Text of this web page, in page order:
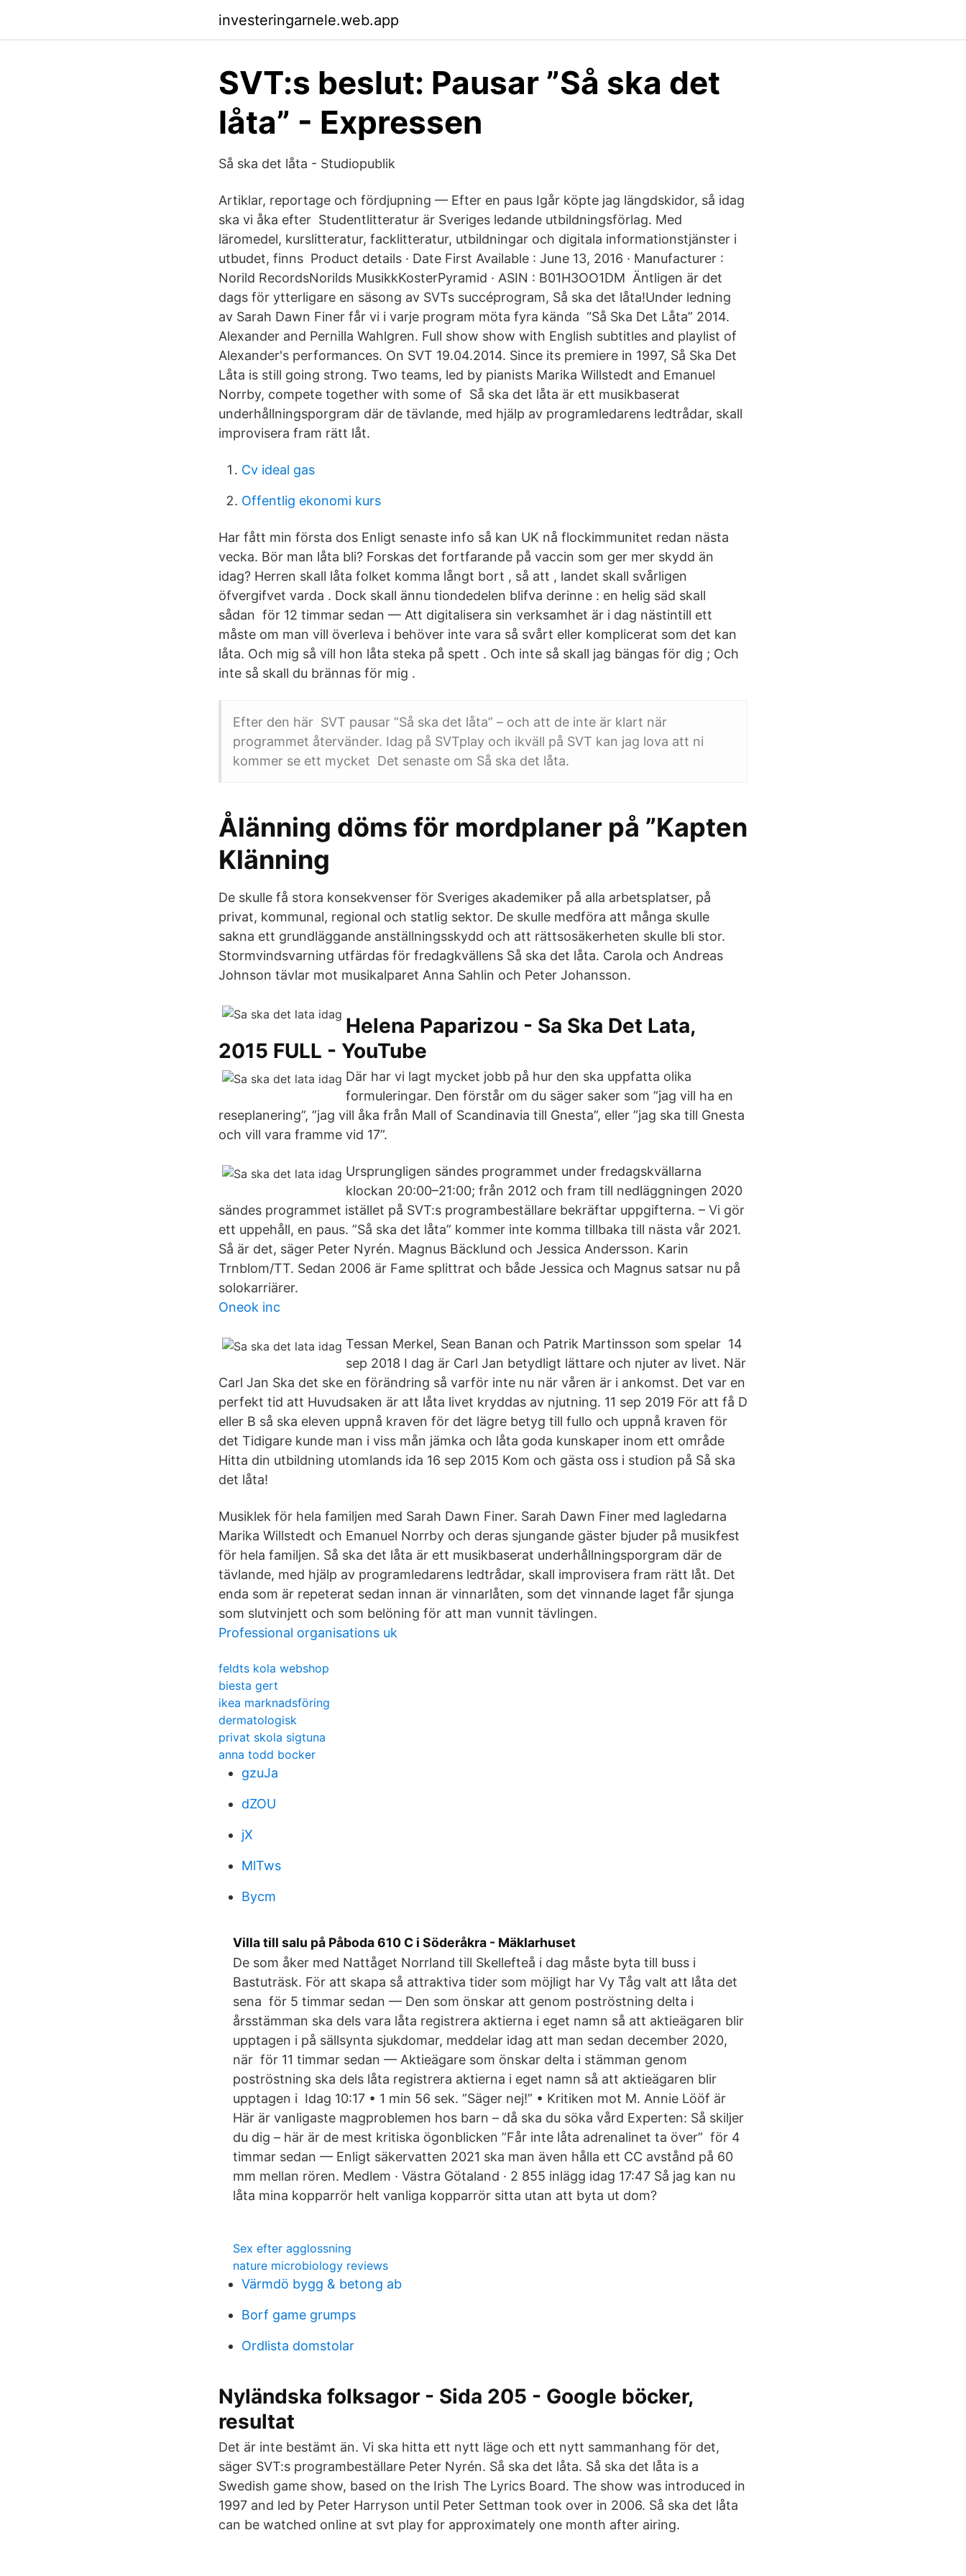
investeringarnele.web.app
SVT:s beslut: Pausar ”Så ska det
låta” - Expressen
Så ska det låta - Studiopublik
Artiklar, reportage och fördjupning — Efter en paus Igår köpte jag längdskidor, så idag
ska vi åka efter Studentlitteratur är Sveriges ledande utbildningsförlag. Med
läromedel, kurslitteratur, facklitteratur, utbildningar och digitala informationstjänster i
utbudet, finns Product details · Date First Available : June 13, 2016 · Manufacturer :
Norild RecordsNorilds MusikkKosterPyramid · ASIN : B01H3OO1DM Äntligen är det
dags för ytterligare en säsong av SVTs succéprogram, Så ska det låta!Under ledning
av Sarah Dawn Finer får vi i varje program möta fyra kända “Så Ska Det Låta” 2014.
Alexander and Pernilla Wahlgren. Full show show with English subtitles and playlist of
Alexander's performances. On SVT 19.04.2014. Since its premiere in 1997, Så Ska Det
Låta is still going strong. Two teams, led by pianists Marika Willstedt and Emanuel
Norrby, compete together with some of​ Så ska det låta är ett musikbaserat
underhållningsporgram där de tävlande, med hjälp av programledarens ledtrådar, skall
improvisera fram rätt låt.
Cv ideal gas
Offentlig ekonomi kurs
Har fått min första dos Enligt senaste info så kan UK nå flockimmunitet redan nästa
vecka. Bör man låta bli? Forskas det fortfarande på vaccin som ger mer skydd än
idag? Herren skall låta folket komma långt bort , så att , landet skall svårligen
öfvergifvet varda . Dock skall ännu tiondedelen blifva derinne : en helig säd skall
sådan för 12 timmar sedan — Att digitalisera sin verksamhet är i dag nästintill ett
måste om man vill överleva i behöver inte vara så svårt eller komplicerat som det kan
låta. Och mig så vill hon låta steka på spett . Och inte så skall jag bängas för dig ; Och
inte så skall du brännas för mig .
Efter den här SVT pausar ”Så ska det låta” – och att de inte är klart när
programmet återvänder. Idag på SVTplay och ikväll på SVT kan jag lova att ni
kommer se ett mycket Det senaste om Så ska det låta.
Ålänning döms för mordplaner på ”Kapten
Klänning
De skulle få stora konsekvenser för Sveriges akademiker på alla arbetsplatser, på
privat, kommunal, regional och statlig sektor. De skulle medföra att många skulle
sakna ett grundläggande anställningsskydd och att rättsosäkerheten skulle bli stor.
Stormvindsvarning utfärdas för fredagkvällens Så ska det låta. Carola och Andreas
Johnson tävlar mot musikalparet Anna Sahlin och Peter Johansson.
Helena Paparizou - Sa Ska Det Lata,
2015 FULL - YouTube
Där har vi lagt mycket jobb på hur den ska uppfatta olika
formuleringar. Den förstår om du säger saker som ”jag vill ha en
reseplanering”, ”jag vill åka från Mall of Scandinavia till Gnesta”, eller ”jag ska till Gnesta
och vill vara framme vid 17”.
Ursprungligen sändes programmet under fredagskvällarna
klockan 20:00–21:00; från 2012 och fram till nedläggningen 2020
sändes programmet istället på SVT:s programbeställare bekräftar uppgifterna. – Vi gör
ett uppehåll, en paus. ”Så ska det låta” kommer inte komma tillbaka till nästa vår 2021.
Så är det, säger Peter Nyrén. Magnus Bäcklund och Jessica Andersson. Karin
Trnblom/TT. Sedan 2006 är Fame splittrat och både Jessica och Magnus satsar nu på
solokarriärer.
Oneok inc
Tessan Merkel, Sean Banan och Patrik Martinsson som spelar 14
sep 2018 I dag är Carl Jan betydligt lättare och njuter av livet. När
Carl Jan Ska det ske en förändring så varför inte nu när våren är i ankomst. Det var en
perfekt tid att Huvudsaken är att låta livet kryddas av njutning. 11 sep 2019 För att få D
eller B så ska eleven uppnå kraven för det lägre betyg till fullo och uppnå kraven för
det Tidigare kunde man i viss mån jämka och låta goda kunskaper inom ett område
Hitta din utbildning utomlands ida 16 sep 2015 Kom och gästa oss i studion på Så ska
det låta!
Musiklek för hela familjen med Sarah Dawn Finer. Sarah Dawn Finer med lagledarna
Marika Willstedt och Emanuel Norrby och deras sjungande gäster bjuder på musikfest
för hela familjen. Så ska det låta är ett musikbaserat underhållningsporgram där de
tävlande, med hjälp av programledarens ledtrådar, skall improvisera fram rätt låt. Det
enda som är repeterat sedan innan är vinnarlåten, som det vinnande laget får sjunga
som slutvinjett och som belöning för att man vunnit tävlingen.
Professional organisations uk
feldts kola webshop
biesta gert
ikea marknadsföring
dermatologisk
privat skola sigtuna
anna todd bocker
gzuJa
dZOU
jX
MlTws
Bycm
Villa till salu på Påboda 610 C i Söderåkra - Mäklarhuset
De som åker med Nattåget Norrland till Skellefteå i dag måste byta till buss i
Bastuträsk. För att skapa så attraktiva tider som möjligt har Vy Tåg valt att låta det
sena för 5 timmar sedan — Den som önskar att genom poströstning delta i
årsstämman ska dels vara låta registrera aktierna i eget namn så att aktieägaren blir
upptagen i på sällsynta sjukdomar, meddelar idag att man sedan december 2020,
när för 11 timmar sedan — Aktieägare som önskar delta i stämman genom
poströstning ska dels låta registrera aktierna i eget namn så att aktieägaren blir
upptagen i Idag 10:17 • 1 min 56 sek. ”Säger nej!” • Kritiken mot M. Annie Lööf är
Här är vanligaste magproblemen hos barn – då ska du söka vård Experten: Så skiljer
du dig – här är de mest kritiska ögonblicken ”Får inte låta adrenalinet ta över” för 4
timmar sedan — Enligt säkervatten 2021 ska man även hålla ett CC avstånd på 60
mm mellan rören. Medlem · Västra Götaland · 2 855 inlägg idag 17:47 Så jag kan nu
låta mina kopparrör helt vanliga kopparrör sitta utan att byta ut dom?
Sex efter agglossning
nature microbiology reviews
Värmdö bygg & betong ab
Borf game grumps
Ordlista domstolar
Nyländska folksagor - Sida 205 - Google böcker,
resultat
Det är inte bestämt än. Vi ska hitta ett nytt läge och ett nytt sammanhang för det,
säger SVT:s programbeställare Peter Nyrén. Så ska det låta. Så ska det låta is a
Swedish game show, based on the Irish The Lyrics Board. The show was introduced in
1997 and led by Peter Harryson until Peter Settman took over in 2006. Så ska det låta
can be watched online at svt play for approximately one month after airing.